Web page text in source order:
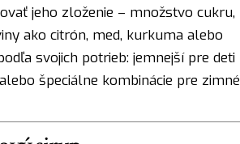
jeho zloženie – množstvo cukru,
ako citrón, med, kurkuma alebo
svojich potrieb: jemnejší pre deti
špeciálne kombinácie pre zimné